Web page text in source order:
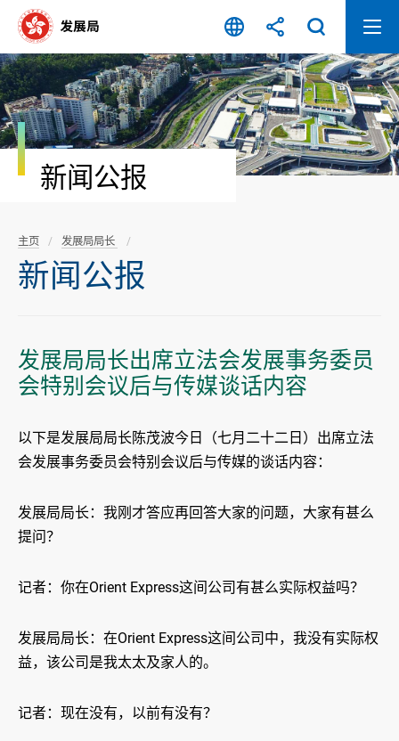
容
开
始
新闻公报
主页 发展局局长
新闻公报
发展局局长出席立法会发展事务委员
会特别会议后与传媒谈话内容
以下是发展局局长陈茂波今日（七月二十二日）出席立法
会发展事务委员会特别会议后与传媒的谈话内容：
发展局局长：我刚才答应再回答大家的问题，大家有甚么
提问？
记者：你在Orient Express这间公司有甚么实际权益吗？
发展局局长：在Orient Express这间公司中，我没有实际权
益，该公司是我太太及家人的。
记者：现在没有，以前有没有？